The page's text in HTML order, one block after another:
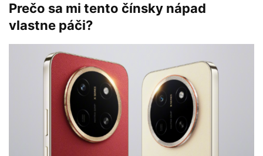
Prečo sa mi tento čínsky nápad
vlastne páči?